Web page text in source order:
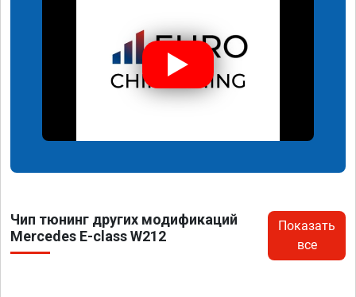
Чип тюнинг других модификаций
Mercedes E-class W212
Показать
все